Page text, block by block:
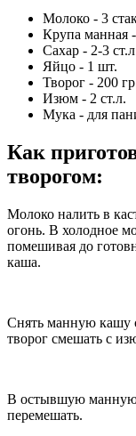
Молоко - 3
Крупа манная
Сахар - 2-3
Яйцо - 1 шт.
Творог - 200
Изюм - 2 ст.л.
Мука - для
Как
творогом:
Молоко налить в
огонь. В холодное
помешивая до
каша.
Снять манную кашу
творог смешать с
В остывшую манную
перемешать.